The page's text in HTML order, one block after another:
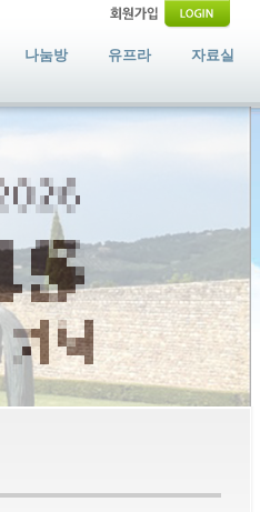
나눔방 유프라 자료실